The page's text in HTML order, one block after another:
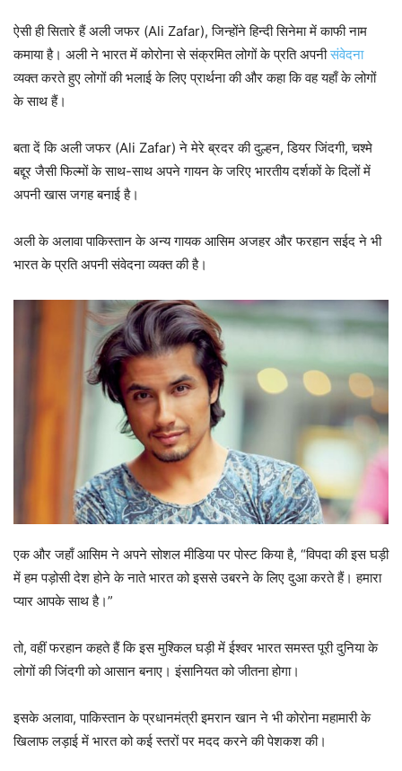
ऐसी ही सितारे हैं अली जफर (Ali Zafar), जिन्होंने हिन्दी सिनेमा में काफी नाम
कमाया है। अली ने भारत में कोरोना से संक्रमित लोगों के प्रति अपनीसंवेदना
व्यक्त करते हुए लोगों की भलाई के लिए प्रार्थना की और कहा कि वह यहाँ के लोगों
के साथ हैं।
बता दें कि अली जफर (Ali Zafar) ने मेरे ब्रदर की दुल्हन, डियर जिंदगी, चश्मे
बद्दूर जैसी फिल्मों के साथ-साथ अपने गायन के जरिए भारतीय दर्शकों के दिलों में
अपनी खास जगह बनाई है।
अली के अलावा पाकिस्तान के अन्य गायक आसिम अजहर और फरहान सईद ने भी
भारत के प्रति अपनी संवेदना व्यक्त की है।
एक और जहाँ आसिम ने अपने सोशल मीडिया पर पोस्ट किया है, “विपदा की इस घड़ी
में हम पड़ोसी देश होने के नाते भारत को इससे उबरने के लिए दुआ करते हैं। हमारा
प्यार आपके साथ है।”
तो, वहीं फरहान कहते हैं कि इस मुश्किल घड़ी में ईश्वर भारत समस्त पूरी दुनिया के
लोगों की जिंदगी को आसान बनाए। इंसानियत को जीतना होगा।
इसके अलावा, पाकिस्तान के प्रधानमंत्री इमरान खान ने भी कोरोना महामारी के
खिलाफ लड़ाई में भारत को कई स्तरों पर मदद करने की पेशकश की।